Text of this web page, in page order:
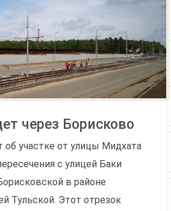
через Борисково
об участке от улицы Мидхата
с улицей Баки
в районе
Тульской. Этот отрезок